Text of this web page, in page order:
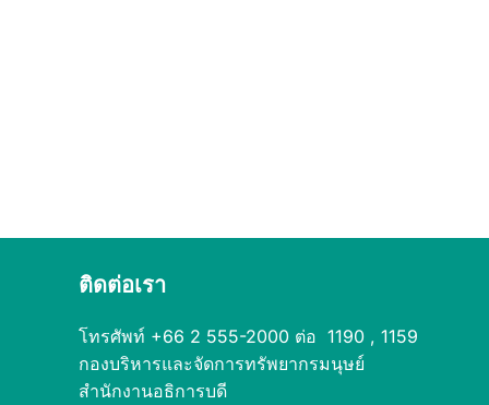
ติดต่อเรา
โทรศัพท์ +66 2 555-2000 ต่อ 1190 , 1159
กองบริหารและจัดการทรัพยากรมนุษย์
สำนักงานอธิการบดี